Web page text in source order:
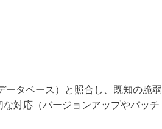
ータベース）と照合し、既知の脆弱
対応（バージョンアップやパッチ